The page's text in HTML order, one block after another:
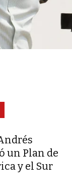
un Plan de
y el Sur